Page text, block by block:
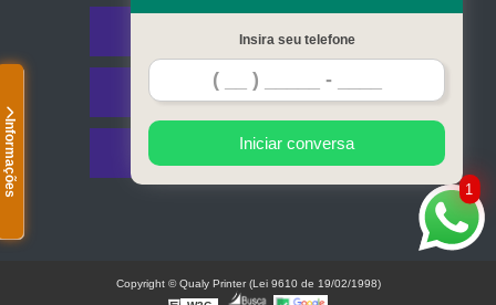
Informações
Serviços
Contato
Mapa do site
1
Insira seu telefone
Iniciar conversa
Copyright © Qualy Printer (Lei 9610 de 19/02/1998)